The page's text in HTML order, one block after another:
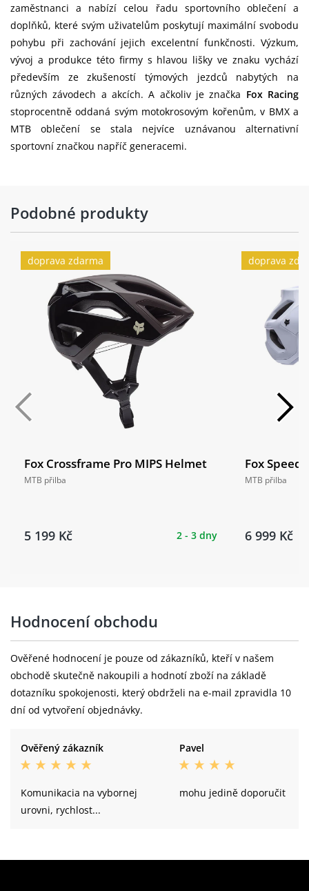
zaměstnanci a nabízí celou řadu sportovního oblečení a
doplňků, které svým uživatelům poskytují maximální svobodu
pohybu při zachování jejich excelentní funkčnosti. Výzkum,
vývoj a produkce této firmy s hlavou lišky ve znaku vychází
především ze zkušeností týmových jezdců nabytých na
různých závodech a akcích. A ačkoliv je značka Fox Racing
stoprocentně oddaná svým motokrosovým kořenům, v BMX a
MTB oblečení se stala nejvíce uznávanou alternativní
sportovní značkou napříč generacemi.
Podobné produkty
doprava zdarma
Fox Crossframe Pro MIPS Helmet
MTB přilba
5 199 Kč 2 - 3 dny
doprava
Fox
MTB přilba
6 999 Kč
Hodnocení obchodu
Ověřené hodnocení je pouze od zákazníků, kteří v našem
obchodě skutečně nakoupili a hodnotí zboží na základě
dotazníku spokojenosti, který obdrželi na e-mail zpravidla 10
dní od vytvoření objednávky.
Ověřený zákazník
Komunikacia na vybornej
urovni, rychlost...
Pavel
mohu jedině doporučit